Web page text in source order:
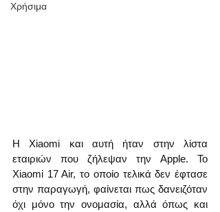
Χρήσιμα
Η Xiaomi και αυτή ήταν στην λίστα
εταιριών που ζήλεψαν την Apple. Το
Xiaomi 17 Air, το οποίο τελικά δεν έφτασε
στην παραγωγή, φαίνεται πως δανειζόταν
όχι μόνο την ονομασία, αλλά όπως και